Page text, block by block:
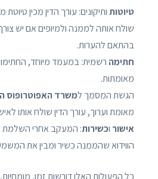
טיוטותותיקונים: עורך הדין מכין
שולח אותה לממנה ולמיופים אם יש
בהתאם להערות.
חתימה רשמית: במעמד מיוחד,
מאומתות.
הגשת המסמך למשרד האפוטרופוס
מאומת וערוך, עורך הדין שולח אותו
אישור וכשירות: המעקב אחרי השלמת
הווידוא שהממנה כשיר ומבין את